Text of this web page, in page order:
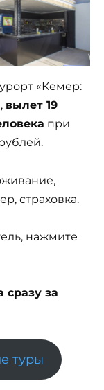
«Кемер:
вылет 19
при
страховка.
нажмите
сразу за
туры